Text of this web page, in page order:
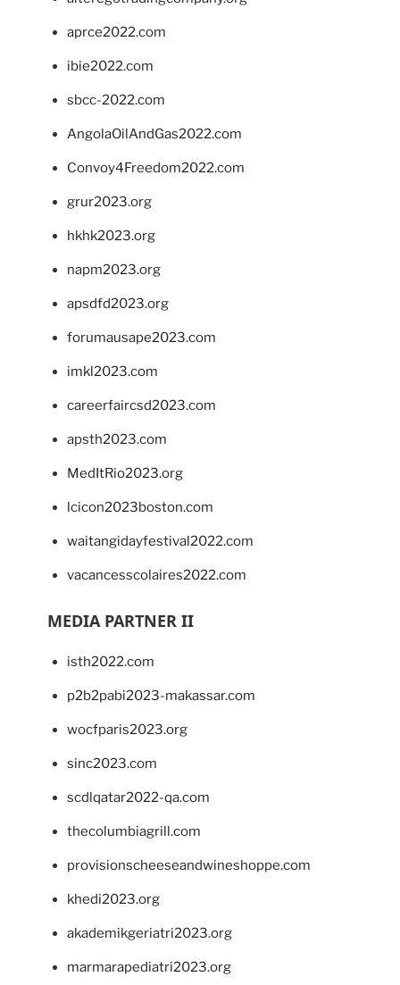
aprce2022.com
ibie2022.com
sbcc-2022.com
AngolaOilAndGas2022.com
Convoy4Freedom2022.com
grur2023.org
hkhk2023.org
napm2023.org
apsdfd2023.org
forumausape2023.com
imkl2023.com
careerfaircsd2023.com
apsth2023.com
MedItRio2023.org
lcicon2023boston.com
waitangidayfestival2022.com
vacancesscolaires2022.com
MEDIA PARTNER II
isth2022.com
p2b2pabi2023-makassar.com
wocfparis2023.org
sinc2023.com
scdlqatar2022-qa.com
thecolumbiagrill.com
provisionscheeseandwineshoppe.com
khedi2023.org
akademikgeriatri2023.org
marmarapediatri2023.org